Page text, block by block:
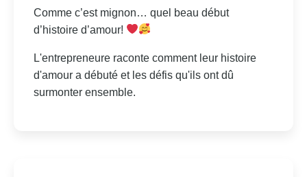
Comme c’est mignon… quel beau début
d’histoire d’amour!
L'entrepreneure raconte comment leur histoire
d'amour a débuté et les défis qu'ils ont dû
surmonter ensemble.